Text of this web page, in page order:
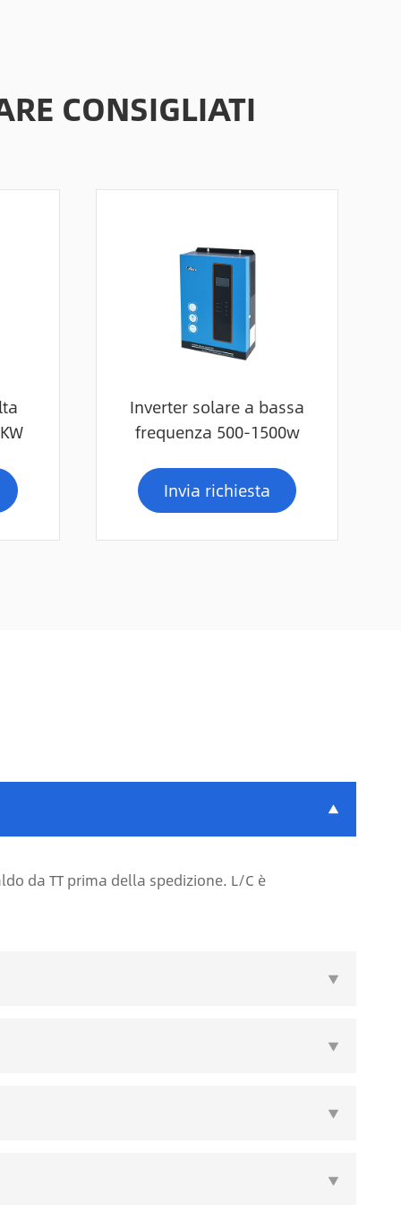
CONSIGLIATI
Inverter solare a bassa
frequenza 500-1500w
Invia richiesta

da TT prima della spedizione. L/C è



